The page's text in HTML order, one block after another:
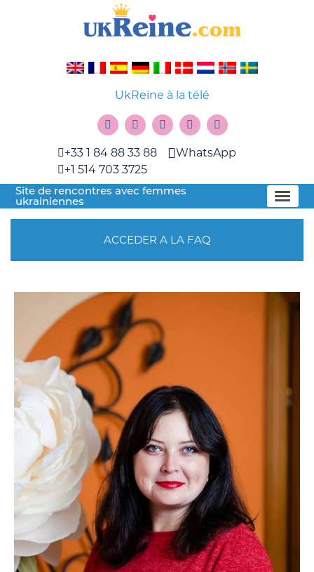
UkReine à la télé
+33 1 84 88 33 88
+1 514 703 3725
WhatsApp
Site de rencontres avec femmes
ukrainiennes
ACCEDER A LA FAQ